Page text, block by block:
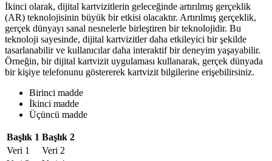
İkinci olarak, dijital kartvizitlerin geleceğinde artırılmış gerçeklik
(AR) teknolojisinin büyük bir etkisi olacaktır. Artırılmış gerçeklik,
gerçek dünyayı sanal nesnelerle birleştiren bir teknolojidir. Bu
teknoloji sayesinde, dijital kartvizitler daha etkileyici bir şekilde
tasarlanabilir ve kullanıcılar daha interaktif bir deneyim yaşayabilir.
Örneğin, bir dijital kartvizit uygulaması kullanarak, gerçek dünyada
bir kişiye telefonunu göstererek kartvizit bilgilerine erişebilirsiniz.
Birinci madde
İkinci madde
Üçüncü madde
Başlık 1 Başlık 2
Veri 1
Veri 2